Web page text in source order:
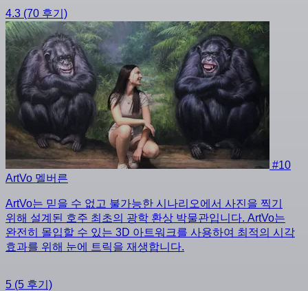
4.3 (70 후기)
#10
ArtVo 멜버른
ArtVo는 믿을 수 없고 불가능한 시나리오에서 사진을 찍기
위해 설계된 호주 최초의 광학 환상 박물관입니다. ArtVo는
완전히 몰입할 수 있는 3D 아트워크를 사용하여 최적의 시각
효과를 위해 눈에 트릭을 재생합니다.
5 (5 후기)